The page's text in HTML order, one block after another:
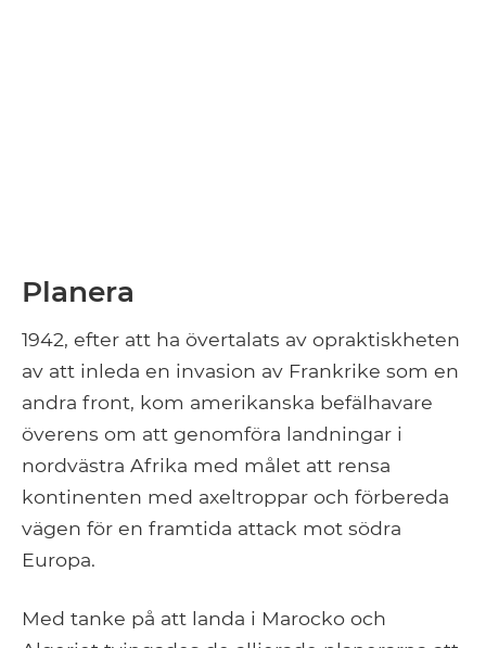
Planera
1942, efter att ha övertalats av opraktiskheten
av att inleda en invasion av Frankrike som en
andra front, kom amerikanska befälhavare
överens om att genomföra landningar i
nordvästra Afrika med målet att rensa
kontinenten med axeltroppar och förbereda
vägen för en framtida attack mot södra
Europa.
Med tanke på att landa i Marocko och